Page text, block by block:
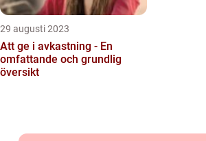
29 augusti 2023
Att ge i avkastning - En
omfattande och grundlig
översikt